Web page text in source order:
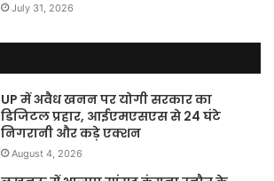
July 31, 2026
UP में अवैध खनन पर योगी सरकार का
डिजिटल प्रहार, आईएमएसएस से 24 घंटे
निगरानी और कड़े एक्शन
August 4, 2026